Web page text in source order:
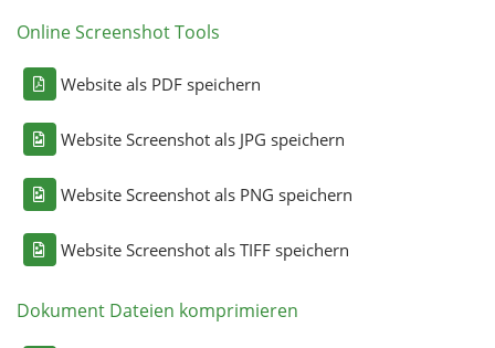
Online Screenshot Tools
Website als PDF speichern
Website Screenshot als JPG speichern
Website Screenshot als PNG speichern
Website Screenshot als TIFF speichern
Dokument Dateien komprimieren